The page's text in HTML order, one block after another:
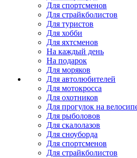
Для спортсменов
Для страйкболистов
Для туристов
Для хобби
Для яхтсменов
На каждый день
На подарок
Для моряков
Для автолюбителей
Для мотокросса
Для охотников
Для прогулок на
Для рыболовов
Для скалолазов
Для сноуборда
Для спортсменов
Для страйкболистов